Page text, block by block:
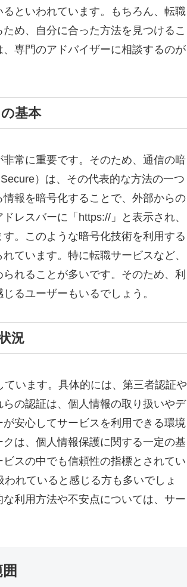
といわれています。もちろん、転職
め、自分に合った方法を見つけるこ
専門のアドバイザーに相談するのが
基本
常に重要です。そのため、通信の暗
）は、その代表的な方法の一つ
報を暗号化することで、外部からの
レスバーに「https://」と表示され、
。このような暗号化技術を利用する
ています。特に転職サービスなど、
れることが多いです。そのため、利
るユーザーもいるでしょう。
況
います。具体的には、第三者認証や
の認証は、個人情報の取り扱いやデ
安心してサービスを利用できる環境
は、個人情報保護に関する一定の基
スの中でも信頼性の指標とされてい
れていると感じる方も多いでしょ
利用方法や不安点については、サー